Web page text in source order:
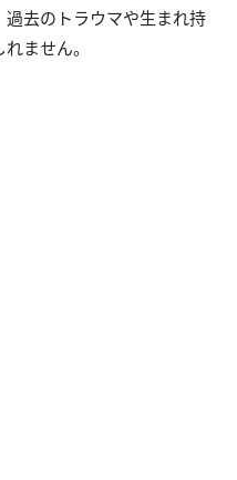
去のトラウマや生まれ持
ません。